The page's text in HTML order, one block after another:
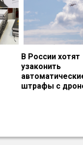
В России хотят
узаконить
штрафы с